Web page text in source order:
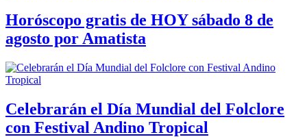
Horóscopo gratis de HOY sábado 8 de
agosto por Amatista
Celebrarán el Día Mundial del Folclore
con Festival Andino Tropical